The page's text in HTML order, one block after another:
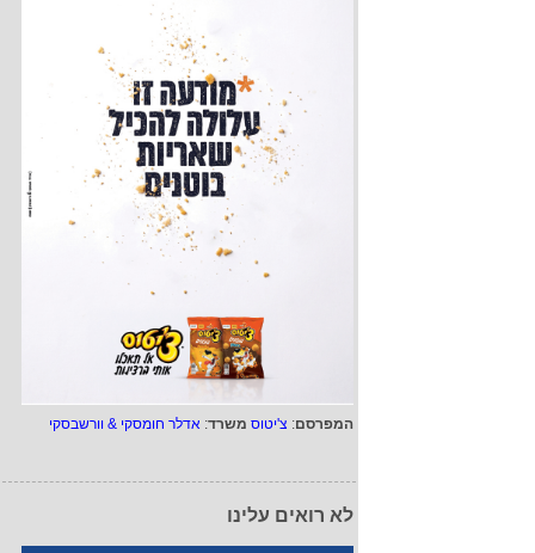
המפרסם: צ'יטוס משרד: אדלר חומסקי & וורשבסקי
לא רואים עלינו